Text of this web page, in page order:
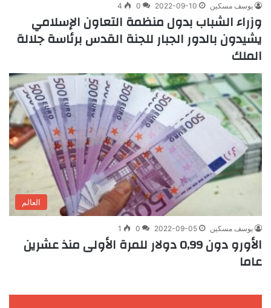
يوسف مسكين 2022-09-10
0
4
وزراء الشباب بدول منظمة التعاون الإسلامي
يشيدون بالدور الجبار للجنة القدس برئاسة جلالة
الملك
العالم
يوسف مسكين 2022-09-05
0
1
الأورو دون 0,99 دولار للمرة الأولى منذ عشرين
عاما